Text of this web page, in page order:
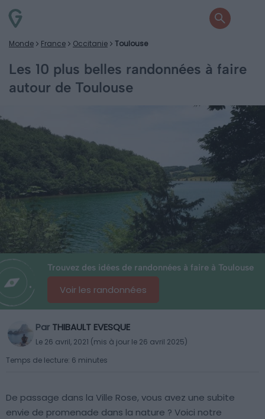
Monde France Occitanie Toulouse
Les 10 plus belles randonnées à faire
autour de Toulouse
Trouvez des idées de randonnées à faire à Toulouse
Voir les randonnées
Par THIBAULT EVESQUE
Le 26 avril, 2021 (mis à jour le 26 avril 2025)
Temps de lecture: 6 minutes
De passage dans la Ville Rose, vous avez une subite
envie de promenade dans la nature ? Voici notre